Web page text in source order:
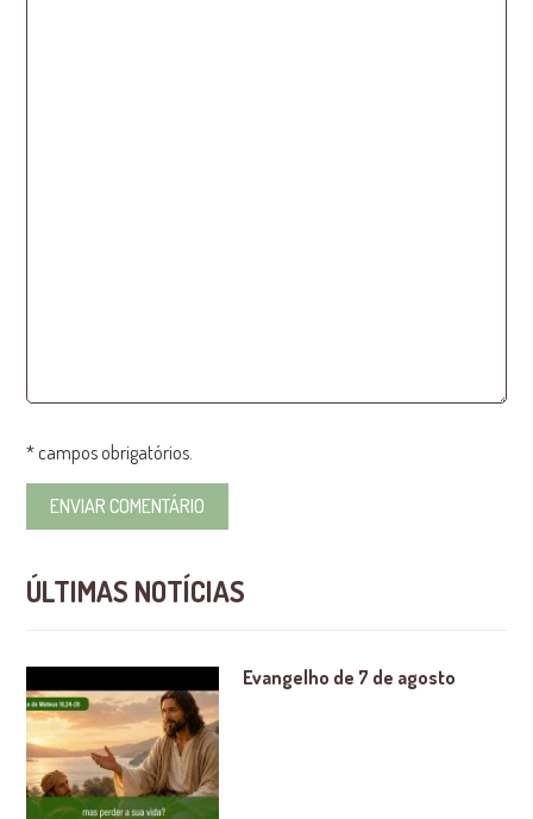
* campos obrigatórios.
ÚLTIMAS NOTÍCIAS
Evangelho de 7 de agosto